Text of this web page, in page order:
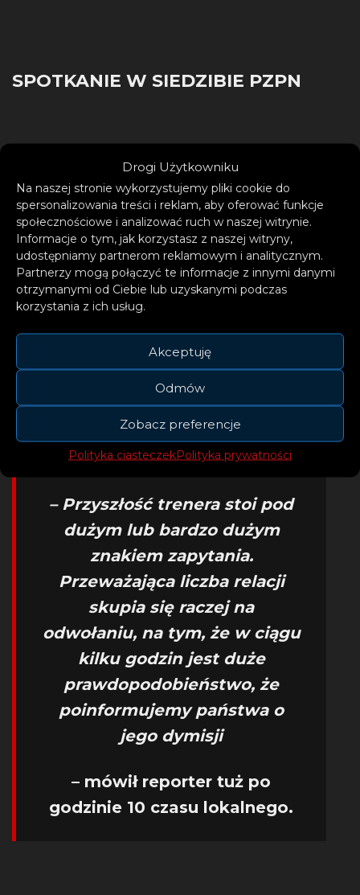
Drogi Użytkowniku
Na naszej stronie wykorzystujemy pliki cookie do
spersonalizowania treści i reklam, aby oferować funkcje
społecznościowe i analizować ruch w naszej witrynie.
Informacje o tym, jak korzystasz z naszej witryny,
udostępniamy partnerom reklamowym i analitycznym.
Partnerzy mogą połączyć te informacje z innymi danymi
otrzymanymi od Ciebie lub uzyskanymi podczas
korzystania z ich usług.
Akceptuję
Odmów
Zobacz preferencje
Polityka ciasteczekPolityka prywatności
SPOTKANIE W SIEDZIBIE PZPN
Zwolnienia na pokładzie samolotu do
Warszawy nie było. Było za to kolejne
zaproszenie na rozmowę do siedziby związku.
Kulesza chciał od trenera „dokładnej analizy”.
Spotkanie rozpoczęło się o godzinie 10. Jak
wynika z relacji reportera TVN24 Jana
Piotrowskiego obecnego pod siedzibą PZPN,
niepostrzeżenie. Informację potwierdził
rzecznik Jakub Kwiatkowski.
– Przyszłość trenera stoi pod
dużym lub bardzo dużym
znakiem zapytania.
Przeważająca liczba relacji
skupia się raczej na
odwołaniu, na tym, że w ciągu
kilku godzin jest duże
prawdopodobieństwo, że
poinformujemy państwa o
jego dymisji
– mówił reporter tuż po
godzinie 10 czasu lokalnego.